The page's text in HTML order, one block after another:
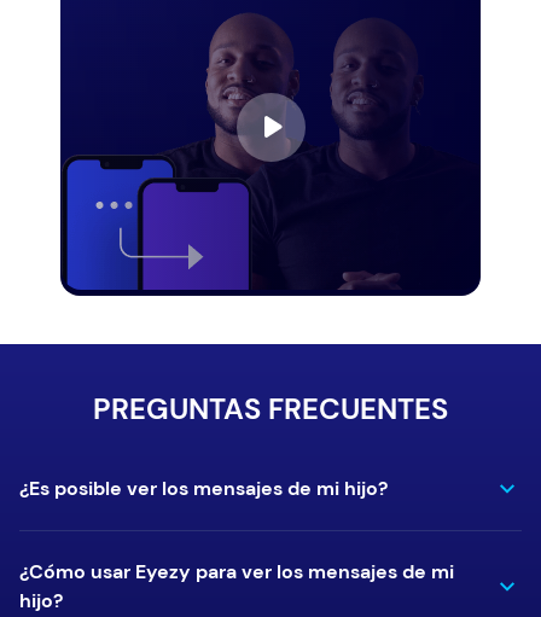
PREGUNTAS FRECUENTES
¿Es posible ver los mensajes de mi hijo?
¿Cómo usar Eyezy para ver los mensajes de mi
hijo?